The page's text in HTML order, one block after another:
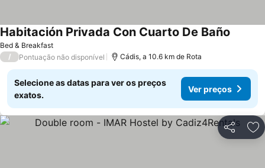
Bed & Breakfast
Habitación Privada Con Cuarto De Baño
/ Pontuação não disponível Cádis, a 10.6 km de Rota
Selecione as datas para ver os preços
exatos.
Ver preços
Partilhar